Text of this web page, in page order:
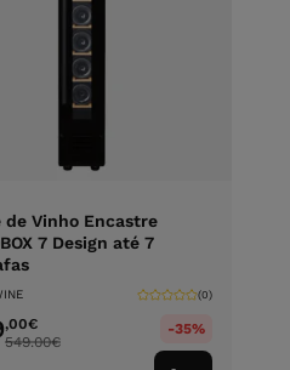
de Vinho Encastre
7 Design até 7
(0)
,00€
549.00€
-35%